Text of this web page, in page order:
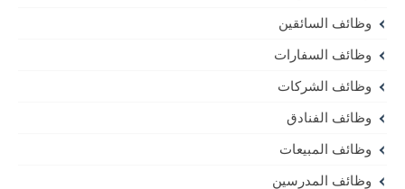
وظائف السائقين
وظائف السفارات
وظائف الشركات
وظائف الفنادق
وظائف المبيعات
وظائف المدرسين